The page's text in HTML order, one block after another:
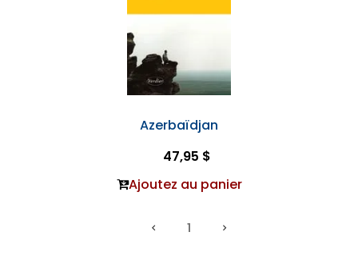
Azerbaïdjan
47,95 $
Ajoutez au panier
1